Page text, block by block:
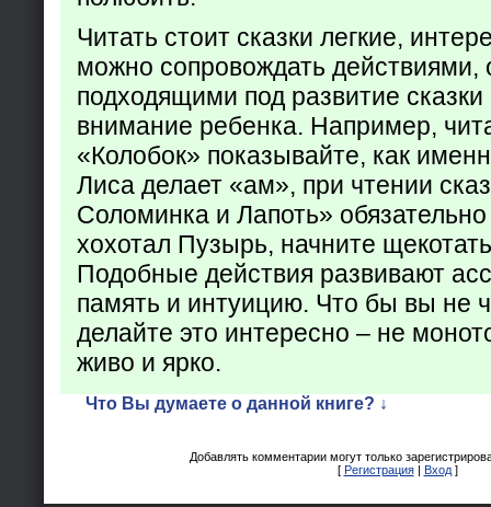
Читать стоит сказки легкие,
можно сопровождать действиями,
подходящими под развитие
внимание ребенка. Например,
«Колобок» показывайте, как
Лиса делает «ам», при чтении
Соломинка и Лапоть»
хохотал Пузырь, начните
Подобные действия развивают
память и интуицию. Что бы вы не
делайте это интересно – не
живо и ярко.
Что Вы думаете о данной книге? ↓
Добавлять комментарии могут только
[ Регистрация| Вход]